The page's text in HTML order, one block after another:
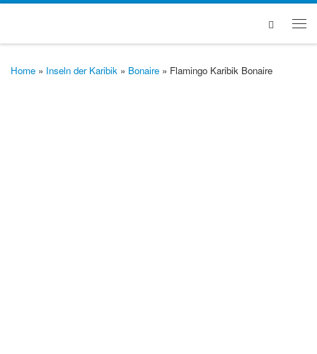
Search
Home » Inseln der Karibik » Bonaire » Flamingo Karibik Bonaire